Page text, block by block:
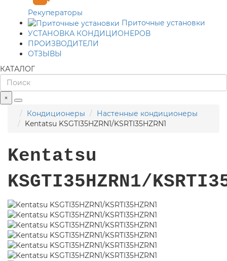
Рекуператоры
Приточные установки
УСТАНОВКА КОНДИЦИОНЕРОВ
ПРОИЗВОДИТЕЛИ
ОТЗЫВЫ
КАТАЛОГ
×
Кондиционеры
Настенные кондиционеры
Kentatsu KSGTI35HZRN1/KSRTI35HZRN1
Kentatsu
KSGTI35HZRN1/